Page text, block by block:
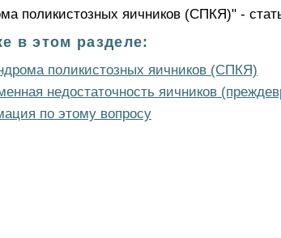
поликистозных яичников (СПКЯ)" -
в этом разделе:
поликистозных яичников (СПКЯ)
недостаточность яичников
по этому вопросу